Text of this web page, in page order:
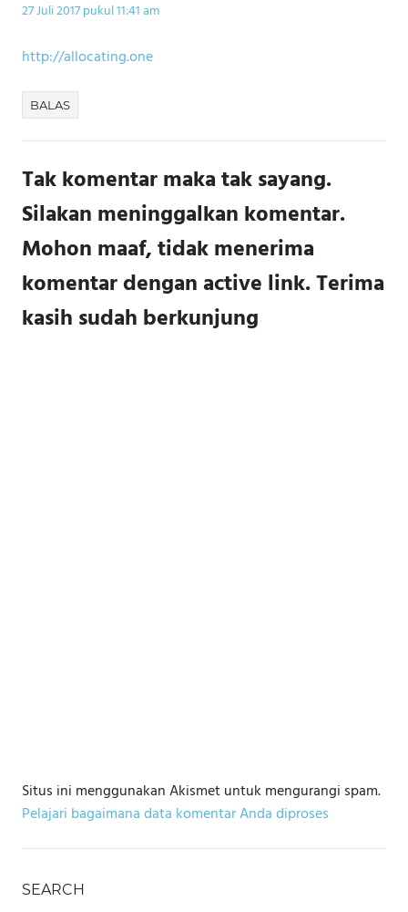
27 Juli 2017 pukul 11:41 am
http://allocating.one
BALAS
Tak komentar maka tak sayang.
Silakan meninggalkan komentar.
Mohon maaf, tidak menerima
komentar dengan active link. Terima
kasih sudah berkunjung
Situs ini menggunakan Akismet untuk mengurangi spam.
Pelajari bagaimana data komentar Anda diproses
SEARCH